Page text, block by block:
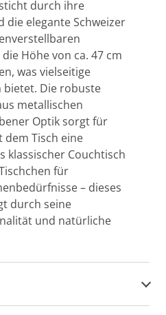
durch ihre
die elegante Schweizer
Höhe von ca. 47 cm
was vielseitige
bietet. Die robuste
metallischen
Optik sorgt für
Tisch eine
klassischer Couchtisch
für
– dieses
durch seine
und natürliche